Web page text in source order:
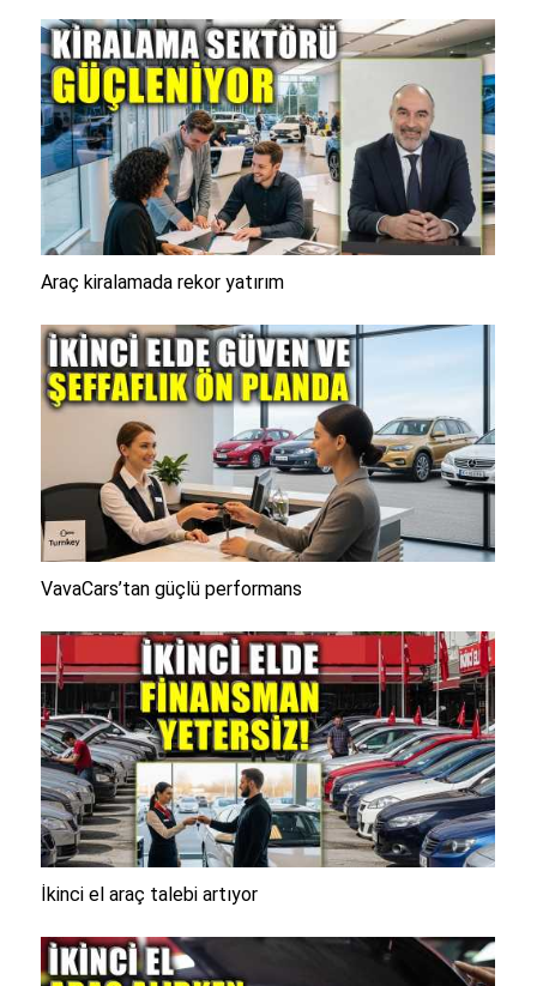
Araç kiralamada rekor yatırım
VavaCars’tan güçlü performans
İkinci el araç talebi artıyor